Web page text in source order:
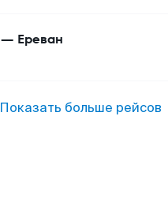
— Ереван
Показать больше рейсов